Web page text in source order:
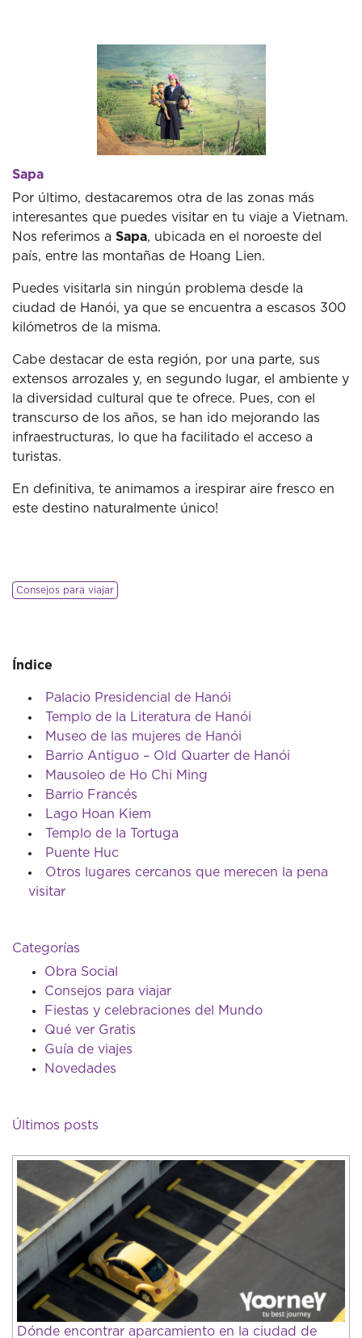
Sapa
Por último, destacaremos otra de las zonas más
interesantes que puedes visitar en tu viaje a Vietnam.
Nos referimos a Sapa, ubicada en el noroeste del
país, entre las montañas de Hoang Lien.
Puedes visitarla sin ningún problema desde la
ciudad de Hanói, ya que se encuentra a escasos 300
kilómetros de la misma.
Cabe destacar de esta región, por una parte, sus
extensos arrozales y, en segundo lugar, el ambiente y
la diversidad cultural que te ofrece. Pues, con el
transcurso de los años, se han ido mejorando las
infraestructuras, lo que ha facilitado el acceso a
turistas.
En definitiva, te animamos a ¡respirar aire fresco en
este destino naturalmente único!
Consejos para viajar
Índice
Palacio Presidencial de Hanói
Templo de la Literatura de Hanói
Museo de las mujeres de Hanói
Barrio Antiguo – Old Quarter de Hanói
Mausoleo de Ho Chi Ming
Barrio Francés
Lago Hoan Kiem
Templo de la Tortuga
Puente Huc
Otros lugares cercanos que merecen la pena
visitar
Categorías
Obra Social
Consejos para viajar
Fiestas y celebraciones del Mundo
Qué ver Gratis
Guía de viajes
Novedades
Últimos posts
Dónde encontrar aparcamiento en la ciudad de